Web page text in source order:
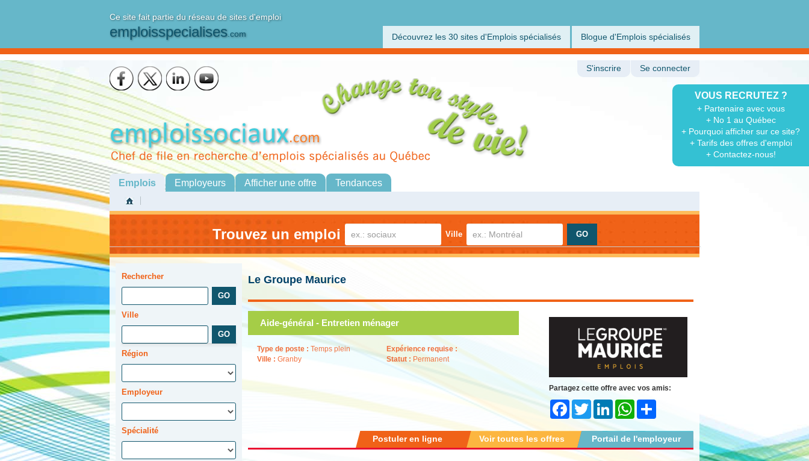
Ce site fait partie du réseau de sites d'emploi
emploisspecialises.com Découvrez les 30 sites d'Emplois spécialisés Blogue d'Emplois spécialisés
VOUS RECRUTEZ ?
+ Partenaire avec vous
+ No 1 au Québec
+ Pourquoi afficher sur ce site?
+ Tarifs des offres d'emploi
+ Contactez-nous!
S'inscrire Se connecter
Emplois Employeurs Afficher une offre Tendances
Trouvez un emploi Ville
Rechercher
Ville
Région
Employeur
Spécialité
Le Groupe Maurice
Aide-général - Entretien ménager
Type de poste : Temps plein
Ville : Granby
Expérience requise :
Statut : Permanent
Partagez cette offre avec vos amis:
FacebookTwitter LinkedIn WhatsApp
Portail de l'employeur
Voir toutes les offres
Postuler en ligne